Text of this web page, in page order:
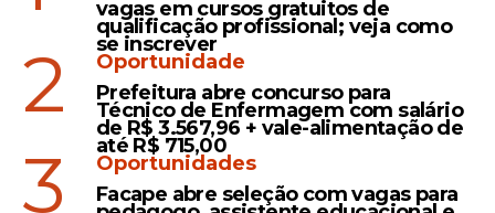
Prazo
IFSertão-PE encerra
inscrições de seleção para
Professor com salário de
até R$ 8.340 nesta sexta (5)
vagas em cursos gratuitos de
qualificação profissional; veja como
se inscrever
2
Oportunidade
Prefeitura abre concurso para
Técnico de Enfermagem com salário
de R$ 3.567,96 + vale-alimentação de
até R$ 715,00
3
Oportunidades
Facape abre seleção com vagas para